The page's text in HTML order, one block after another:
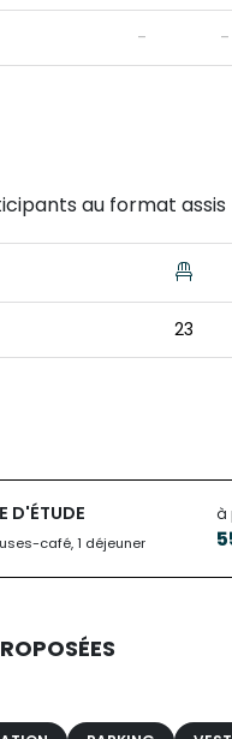
- -
au format assis
23
D'ÉTUDE
café, 1 déjeuner
à